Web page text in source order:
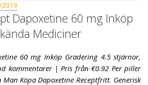
Dapoxetine 60 mg Inköp
Mediciner
60 mg Inköp Gradering 4.5 stjärnor,
kommentarer | Pris från €0.92 Per piller
Man Köpa Dapoxetine Receptfritt. Generisk